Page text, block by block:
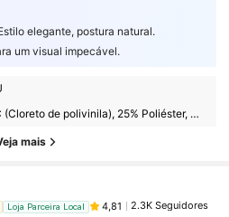
elegante, postura natural.
um visual impecável.
70% PVC (Cloreto de polivinila), 25% Poliéster, 5% Poliuretano
mais
Loja Parceira Local
c***spago1 dia atrás